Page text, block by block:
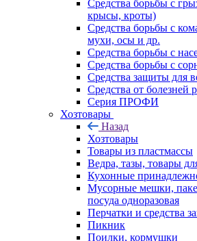
Средства борьбы с
крысы, кроты)
Средства борьбы с
мухи, осы и др.
Средства борьбы с
Средства борьбы с
Средства защиты для
Средства от болезней
Серия ПРОФИ
Хозтовары
Назад
Хозтовары
Товары из пластмассы
Ведра, тазы, товары
Кухонные
Мусорные мешки,
посуда одноразовая
Перчатки и средства
Пикник
Поилки, кормушки